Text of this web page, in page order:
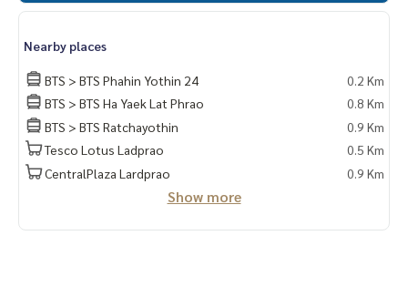
Nearby places
BTS > BTS Phahin Yothin 24
0.2 Km
BTS > BTS Ha Yaek Lat Phrao
0.8 Km
BTS > BTS Ratchayothin
0.9 Km
Tesco Lotus Ladprao
0.5 Km
CentralPlaza Lardprao
0.9 Km
Show more